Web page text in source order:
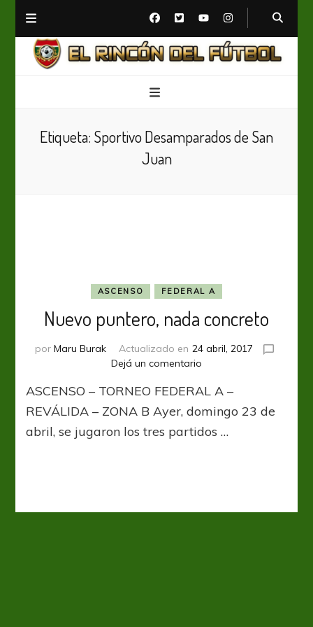
Etiqueta: Sportivo Desamparados de San
Juan
ASCENSO FEDERAL A
Nuevo puntero, nada concreto
por Maru Burak Actualizado en 24 abril, 2017
Dejá un comentario
puntero,
nada
concreto
ASCENSO – TORNEO FEDERAL A –
REVÁLIDA – ZONA B Ayer, domingo 23 de
abril, se jugaron los tres partidos …